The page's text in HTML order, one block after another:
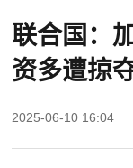
联合国：
资多遭掠
2025-06-10 16:04